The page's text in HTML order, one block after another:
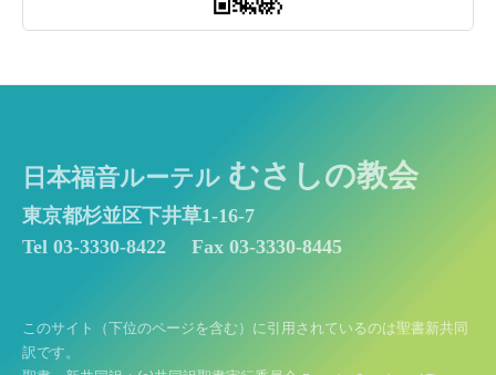
日本福音ルーテル むさしの教会
東京都杉並区下井草1-16-7
Tel 03-3330-8422
Fax 03-3330-8445
このサイト（下位のページを含む）に引用されているのは聖書新共同
訳です。